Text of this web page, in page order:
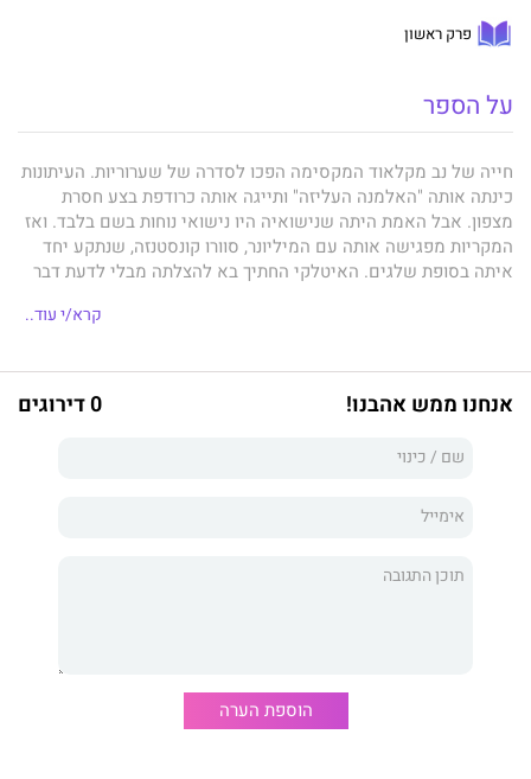
פרק ראשון
על הספר
חייה של נב מקלאוד המקסימה הפכו לסדרה של שערוריות. העיתונות
כינתה אותה "האלמנה העליזה" ותייגה אותה כרודפת בצע חסרת
מצפון. אבל האמת היתה שנישואיה היו נישואי נוחות בשם בלבד. ואז
המקריות מפגישה אותה עם המיליונר, סוורו קונסטנזה, שנתקע יחד
איתה בסופת שלגים. האיטלקי החתיך בא להצלתה מבלי לדעת דבר
קרא/י עוד..
אנחנו ממש אהבנו! 0 דירוגים
הוספת הערה